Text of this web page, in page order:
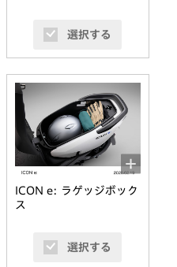
選択する
ICON e: ラゲッジボック
ス
選択する